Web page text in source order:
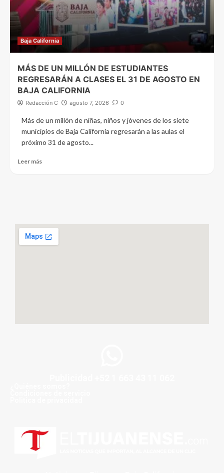
Baja California
MÁS DE UN MILLÓN DE ESTUDIANTES
REGRESARÁN A CLASES EL 31 DE AGOSTO EN
BAJA CALIFORNIA
Redacción C agosto 7, 2026 0
Más de un millón de niñas, niños y jóvenes de los siete
municipios de Baja California regresarán a las aulas el
próximo 31 de agosto...
Leer más